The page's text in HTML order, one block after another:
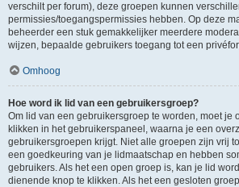
verschilt per forum), deze groepen kunnen
permissies/toegangspermissies hebben. Op deze
beheerder een stuk gemakkelijker meerdere
wijzen, bepaalde gebruikers toegang tot een
Omhoog
Hoe word ik lid van een gebruikersgroep?
Om lid van een gebruikersgroep te worden, moet je
klikken in het gebruikerspaneel, waarna je een
gebruikersgroepen krijgt. Niet alle groepen zijn vrij
een goedkeuring van je lidmaatschap en hebben
gebruikers. Als het een open groep is, kan je lid
dienende knop te klikken. Als het een gesloten